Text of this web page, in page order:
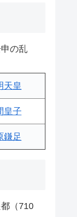
の乱
天皇
皇子
鎌足
（710